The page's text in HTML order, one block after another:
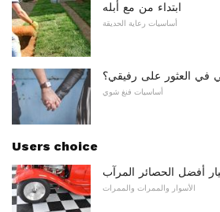
ابتداء من مع أبله
أساسيات رعاية الحديقة
في العثور على رفيقي؟
أساسيات فنغ شوي
Users choice
أفضل الحصائر المرآب
الأسوار والممرات والممرات